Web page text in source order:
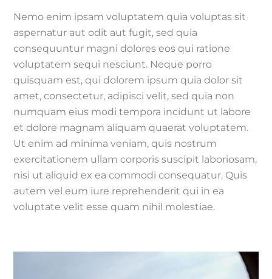
Nemo enim ipsam voluptatem quia voluptas sit
aspernatur aut odit aut fugit, sed quia
consequuntur magni dolores eos qui ratione
voluptatem sequi nesciunt. Neque porro
quisquam est, qui dolorem ipsum quia dolor sit
amet, consectetur, adipisci velit, sed quia non
numquam eius modi tempora incidunt ut labore
et dolore magnam aliquam quaerat voluptatem.
Ut enim ad minima veniam, quis nostrum
exercitationem ullam corporis suscipit laboriosam,
nisi ut aliquid ex ea commodi consequatur. Quis
autem vel eum iure reprehenderit qui in ea
voluptate velit esse quam nihil molestiae.